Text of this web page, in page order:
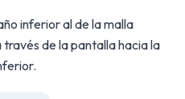
inferior al de la malla
de la pantalla hacia la